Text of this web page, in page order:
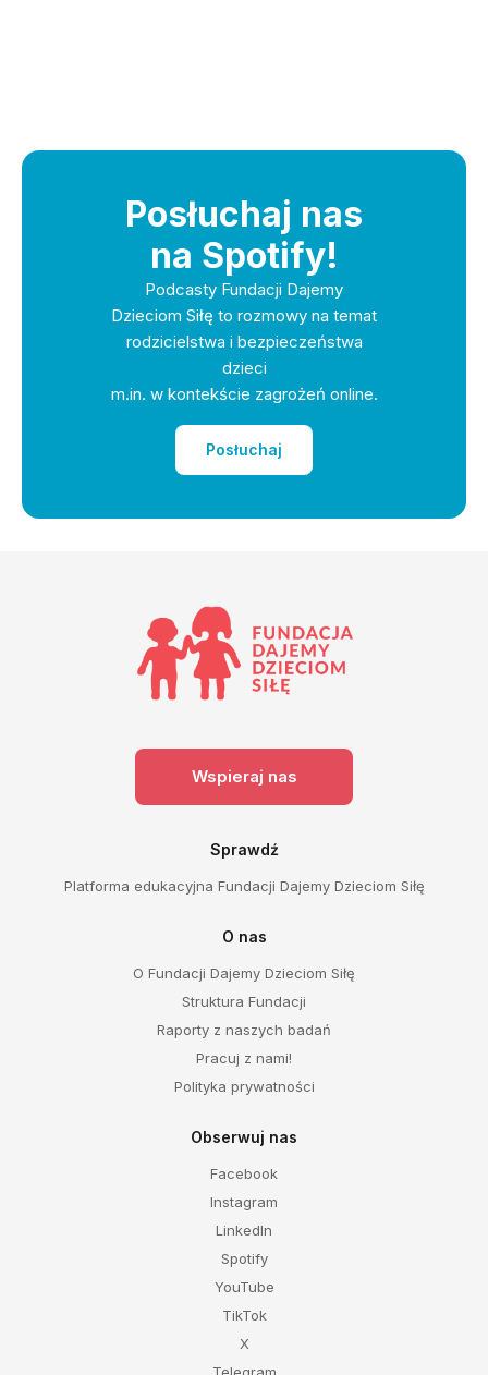
Posłuchaj nas
na Spotify!
Podcasty Fundacji Dajemy
Dzieciom Siłę to rozmowy na temat
rodzicielstwa i bezpieczeństwa
dzieci
m.in. w kontekście zagrożeń online.
Posłuchaj
Wspieraj nas
Sprawdź
Platforma edukacyjna Fundacji Dajemy Dzieciom Siłę
O nas
O Fundacji Dajemy Dzieciom Siłę
Struktura Fundacji
Raporty z naszych badań
Pracuj z nami!
Polityka prywatności
Obserwuj nas
Facebook
Instagram
LinkedIn
Spotify
YouTube
TikTok
X